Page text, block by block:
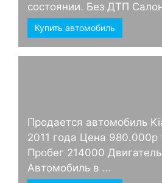
состоянии. Без ДТП
Купить автомобиль
Продается автомобиль
2011 года Цена 980.000р
Пробег 214000
Автомобиль в ...